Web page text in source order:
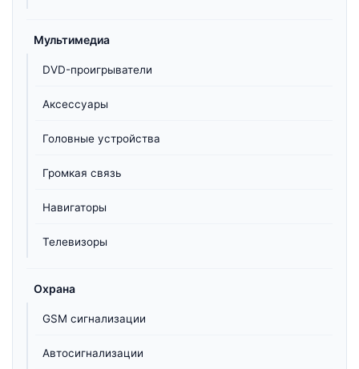
Мультимедиа
DVD-проигрыватели
Аксессуары
Головные устройства
Громкая связь
Навигаторы
Телевизоры
Охрана
GSM сигнализации
Автосигнализации